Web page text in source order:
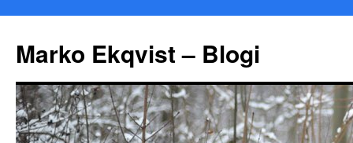
Marko Ekqvist – Blogi